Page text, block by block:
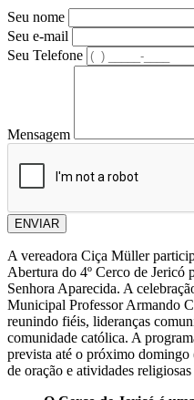
Seu nome
Seu e-mail
Seu Telefone
Mensagem
ENVIAR
A vereadora Ciça Müller
Abertura do 4º Cerco de Jericó
Senhora Aparecida. A
Municipal Professor Armando
reunindo fiéis, lideranças
comunidade católica. A
prevista até o próximo domingo
de oração e atividades